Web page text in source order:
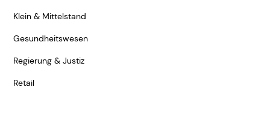
Klein & Mittelstand
Gesundheitswesen
Regierung & Justiz
Retail